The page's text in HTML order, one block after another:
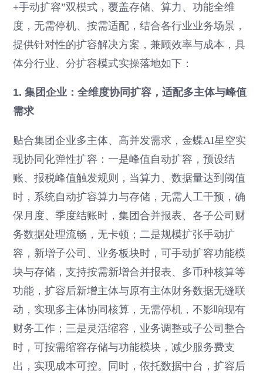
+手动扩容”双模式，覆盖存储、算力、功能全维
度，无需停机、按需适配，结合各行业业务场景，
提供针对性的扩容解决方案，兼顾效率与成本，具
体分行业、分扩容模式实操落地如下：
1. 集团企业：全维度协同扩容，适配多主体与峰值
需求
贴合集团企业多主体、高并发需求，金蝶AI星空实
现协同化弹性扩容：一是峰值自动扩容，预设结
账、报税峰值触发规则，当算力、数据量达到阈值
时，系统自动扩容算力与存储，无需人工干预，确
保月度、季度结账时，集团合并报表、各子公司财
务数据处理流畅，无卡顿；二是规模扩张手动扩
容，新增子公司、业务板块时，可手动扩容功能模
块与存储，支持按需新增合并报表、多币种核算等
功能，扩容后新增主体与原有主体财务数据无缝联
动，实现多主体协同核算，无需停机，不影响现有
财务工作；三是灵活缩容，业务调整或子公司整合
时，可按需缩容存储与功能模块，减少服务费支
出，实现成本可控。同时，依托数据中台，扩容后